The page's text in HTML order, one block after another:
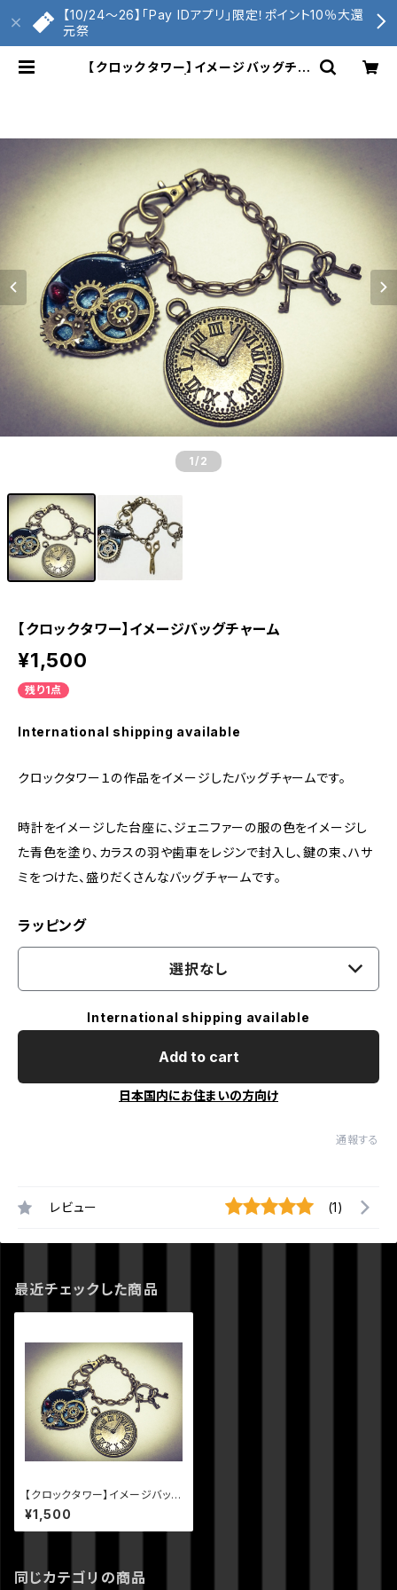
【10/24〜26】「Pay IDアプリ」限定！ポイント10％大還
元祭
【クロックタワー】イメージバッグチャ
1 /2
【クロックタワー】イメージバッグチャーム
¥1,500
残り1点
International shipping available
クロックタワー１の作品をイメージしたバッグチャームです。
時計をイメージした台座に、ジェニファーの服の色をイメージし
た青色を塗り、カラスの羽や歯車をレジンで封入し、鍵の束、ハサ
ミをつけた、盛りだくさんなバッグチャームです。
ラッピング
選択なし
International shipping available
Add to cart
日本国内にお住まいの方向け
通報する
レビュー (1)
最近チェックした商品
【クロックタワー】イメージバッグ
チャーム
¥1,500
同じカテゴリの商品